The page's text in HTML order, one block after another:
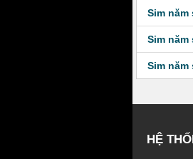
Sim năm
Sim năm
Sim năm
HỆ